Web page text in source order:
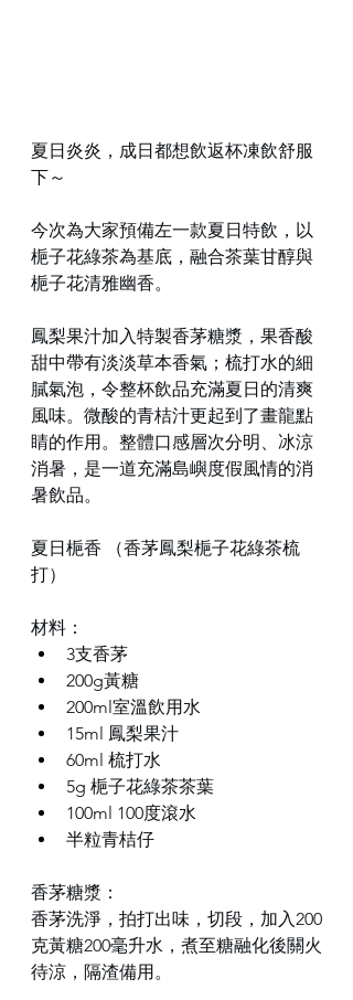
夏日炎炎，成日都想飲返杯凍飲舒服
下～
今次為大家預備左一款夏日特飲，以
梔子花綠茶為基底，融合茶葉甘醇與
梔子花清雅幽香。
鳳梨果汁加入特製香茅糖漿，果香酸
甜中帶有淡淡草本香氣；梳打水的細
膩氣泡，令整杯飲品充滿夏日的清爽
風味。微酸的青桔汁更起到了畫龍點
睛的作用。整體口感層次分明、冰涼
消暑，是一道充滿島嶼度假風情的消
暑飲品。
夏日梔香 （香茅鳳梨梔子花綠茶梳
打）
材料：
3支香茅
200g黃糖
200ml室溫飲用水
15ml 鳳梨果汁
60ml 梳打水
5g 梔子花綠茶茶葉
100ml 100度滾水
半粒青桔仔
香茅糖漿：
香茅洗淨，拍打出味，切段，加入200
克黃糖200毫升水，煮至糖融化後關火
待涼，隔渣備用。